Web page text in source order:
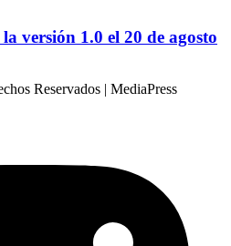
versión 1.0 el 20 de agosto
Reservados | MediaPress